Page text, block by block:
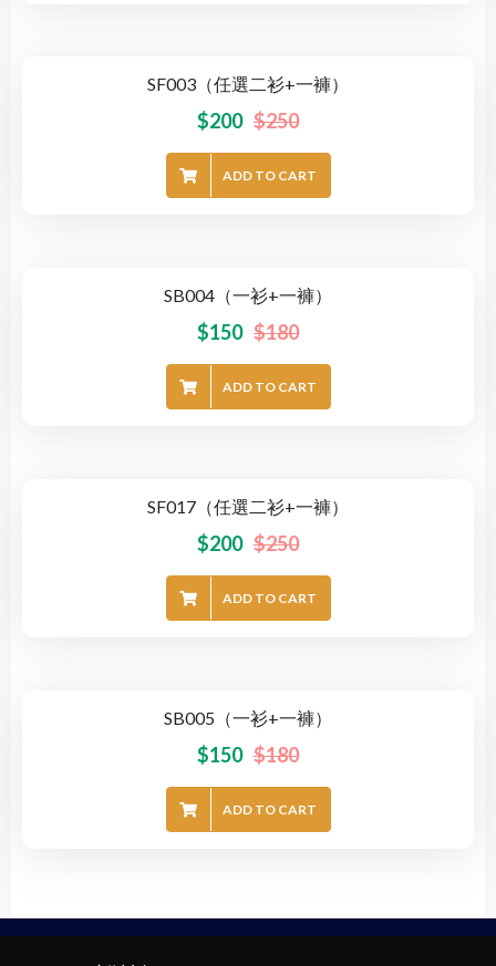
SF003（任選二衫+一褲）
$250
$200
ADD TO CART
SB004（一衫+一褲）
$180
$150
ADD TO CART
SF017（任選二衫+一褲）
$250
$200
ADD TO CART
SB005（一衫+一褲）
$180
$150
ADD TO CART